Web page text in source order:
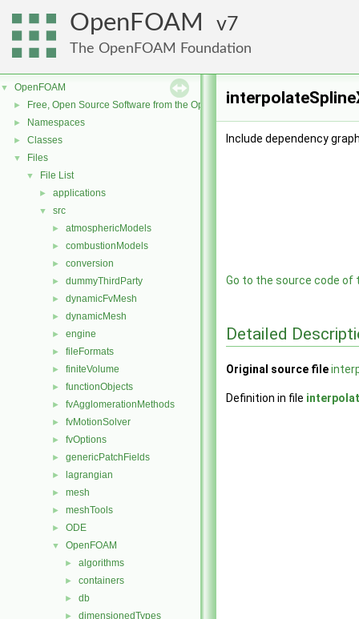
OpenFOAM 7
The OpenFOAM Foundation
▼ OpenFOAM
► Free, Open Source Software from the OpenFOAM Foundation
► Namespaces
► Classes
▼ Files
▼ File List
► applications
▼ src
► atmosphericModels
► combustionModels
► conversion
► dummyThirdParty
► dynamicFvMesh
► dynamicMesh
► engine
► fileFormats
► finiteVolume
► functionObjects
► fvAgglomerationMethods
► fvMotionSolver
► fvOptions
► genericPatchFields
► lagrangian
► mesh
► meshTools
► ODE
▼ OpenFOAM
► algorithms
► containers
► db
► dimensionedTypes
Include dependency
Go to the source code of
Detailed
Original source file
Definition in file